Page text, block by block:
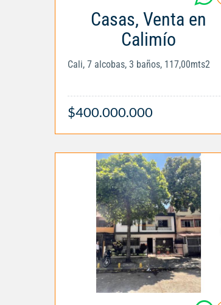
Casas, Venta en
Calimío
Cali, 7 alcobas, 3 baños, 117,00mts2
$400.000.000